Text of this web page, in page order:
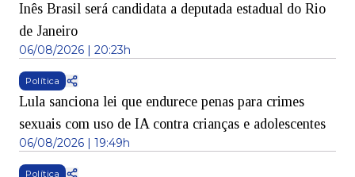
Inês Brasil será candidata a deputada estadual do Rio
de Janeiro
06/08/2026 | 20:23h
Política
Lula sanciona lei que endurece penas para crimes
sexuais com uso de IA contra crianças e adolescentes
06/08/2026 | 19:49h
Política